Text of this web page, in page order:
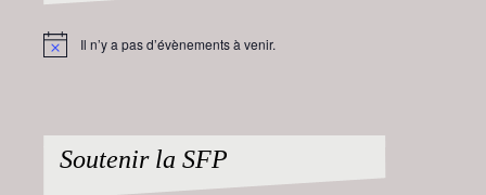
Notice Il n’y a pas d’évènements à venir.
Soutenir la SFP